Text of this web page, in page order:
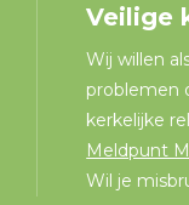
Veilige
Wij willen
problemen
kerkelijke
Meldpunt
Wil je